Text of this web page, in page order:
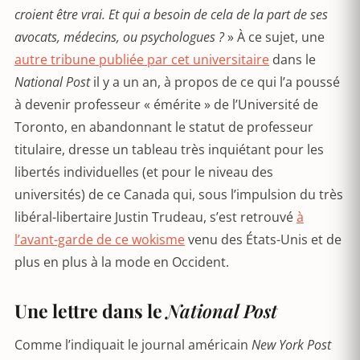
croient être vrai. Et qui a besoin de cela de la part de ses
avocats, médecins, ou psychologues ?» À ce sujet, une
autre tribune publiée par cet universitaire dans le
National Postil y a un an, à propos de ce qui l’a poussé
à devenir professeur « émérite » de l’Université de
Toronto, en abandonnant le statut de professeur
titulaire, dresse un tableau très inquiétant pour les
libertés individuelles (et pour le niveau des
universités) de ce Canada qui, sous l’impulsion du très
libéral-libertaire Justin Trudeau, s’est retrouvéà
l’avant-garde de ce wokismevenu des États-Unis et de
plus en plus à la mode en Occident.
Une lettre dans leNational Post
Comme l’indiquait le journal américain New York Post